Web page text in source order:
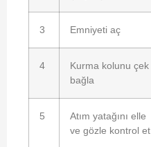
3 Emniyeti aç
4
Kurma kolunu çek
bağla
5
Atım yatağını elle
ve gözle kontrol et